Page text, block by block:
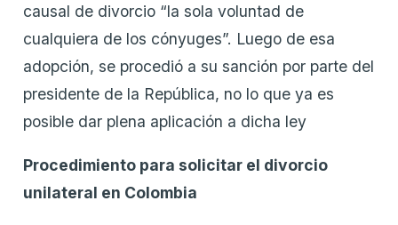
causal de divorcio “la sola voluntad de
cualquiera de los cónyuges”. Luego de esa
adopción, se procedió a su sanción por parte del
presidente de la República, no lo que ya es
posible dar plena aplicación a dicha ley
Procedimiento para solicitar el divorcio
unilateral en Colombia